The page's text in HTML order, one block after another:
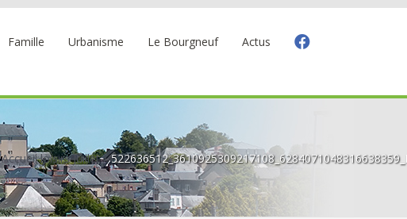
Famille Urbanisme Le Bourgneuf Actus
Accueil loisirs Juillet